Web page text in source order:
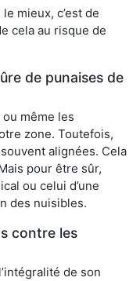
mieux, c’est de
cela au risque de
de punaises de
même les
zone. Toutefois,
alignées. Cela
pour être sûr,
ou celui d’une
des nuisibles.
contre les
de son